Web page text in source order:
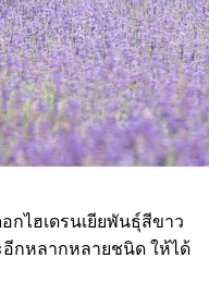
กไฮเดรนเยียพันธุ์สีขาว
กหลากหลายชนิด ให้ได้